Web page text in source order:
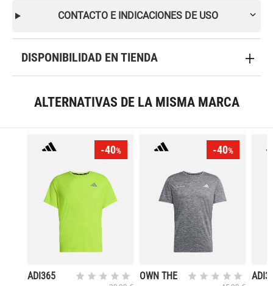
CONTACTO E INDICACIONES DE USO
DISPONIBILIDAD EN TIENDA
ALTERNATIVAS DE LA MISMA MARCA
-40%
ADI365
-40%
OWN THE